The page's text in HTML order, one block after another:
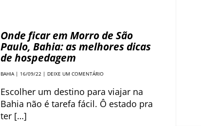
Onde ficar em Morro de São
Paulo, Bahia: as melhores dicas
de hospedagem
BAHIA| 16/09/22 | DEIXE UM COMENTÁRIO
Escolher um destino para viajar na
Bahia não é tarefa fácil. Ô estado pra
ter […]